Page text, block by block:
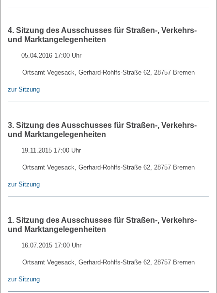
4. Sitzung des Ausschusses für Straßen-, Verkehrs-
und Marktangelegenheiten
05.04.2016 17:00 Uhr
Ortsamt Vegesack, Gerhard-Rohlfs-Straße 62, 28757 Bremen
zur Sitzung
3. Sitzung des Ausschusses für Straßen-, Verkehrs-
und Marktangelegenheiten
19.11.2015 17:00 Uhr
Ortsamt Vegesack, Gerhard-Rohlfs-Straße 62, 28757 Bremen
zur Sitzung
1. Sitzung des Ausschusses für Straßen-, Verkehrs-
und Marktangelegenheiten
16.07.2015 17:00 Uhr
Ortsamt Vegesack, Gerhard-Rohlfs-Straße 62, 28757 Bremen
zur Sitzung